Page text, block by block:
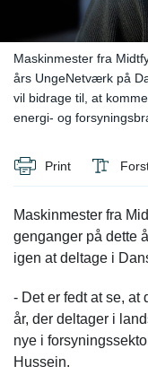
Maskinmester fra
års UngeNetværk på
vil bidrage til, at
energi- og
Print
Maskinmester fra
genganger på dette
igen at deltage i
- Det er fedt at se, at
år, der deltager i
nye i
Hussein.